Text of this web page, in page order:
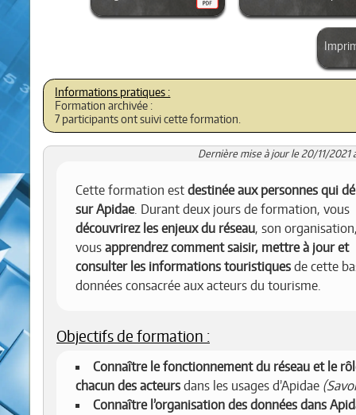
Formation archivée :
7 participants ont suivi cette formation.
Dernière mise à jour le 20/11/2021
Cette formation est destinée aux personnes qui
sur Apidae. Durant deux jours de formation, vous
découvrirez les enjeux du réseau, son
vous apprendrez comment saisir, mettre à jour et
consulter les informations touristiques de cette
données consacrée aux acteurs du tourisme.
Objectifs de formation :
Connaître le fonctionnement du réseau et le
chacun des acteurs dans les usages d’Apidae
Connaître l’organisation des données dans